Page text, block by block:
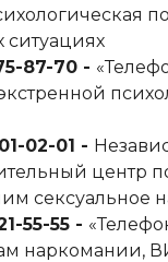
ситуациях
87-70‬ -
02-01‬ -
центр
сексуальное
55-55‬ -
наркомании,